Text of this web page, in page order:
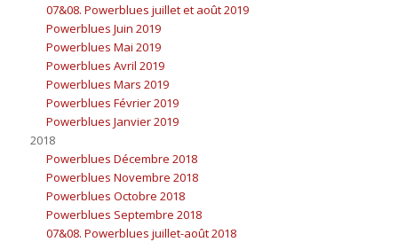
07&08. Powerblues juillet et août 2019
Powerblues Juin 2019
Powerblues Mai 2019
Powerblues Avril 2019
Powerblues Mars 2019
Powerblues Février 2019
Powerblues Janvier 2019
2018
Powerblues Décembre 2018
Powerblues Novembre 2018
Powerblues Octobre 2018
Powerblues Septembre 2018
07&08. Powerblues juillet-août 2018